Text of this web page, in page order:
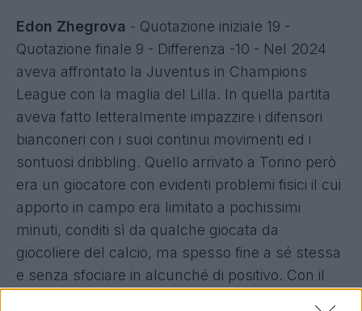
Edon Zhegrova - Quotazione iniziale 19 -
Quotazione finale 9 - Differenza -10 - Nel 2024
aveva affrontato la Juventus in Champions
League con la maglia del Lilla. In quella partita
aveva fatto letteralmente impazzire i difensori
bianconeri con i suoi continui movimenti ed i
sontuosi dribbling. Quello arrivato a Torino però
era un giocatore con evidenti problemi fisici il cui
apporto in campo era limitato a pochissimi
minuti, conditi sì da qualche giocata da
giocoliere del calcio, ma spesso fine a sé stessa
e senza sfociare in alcunché di positivo. Con il